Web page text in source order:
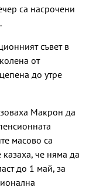
са насрочени
съвет в
от
до утре
Макрон да
масово са
че няма да
до 1 май, за